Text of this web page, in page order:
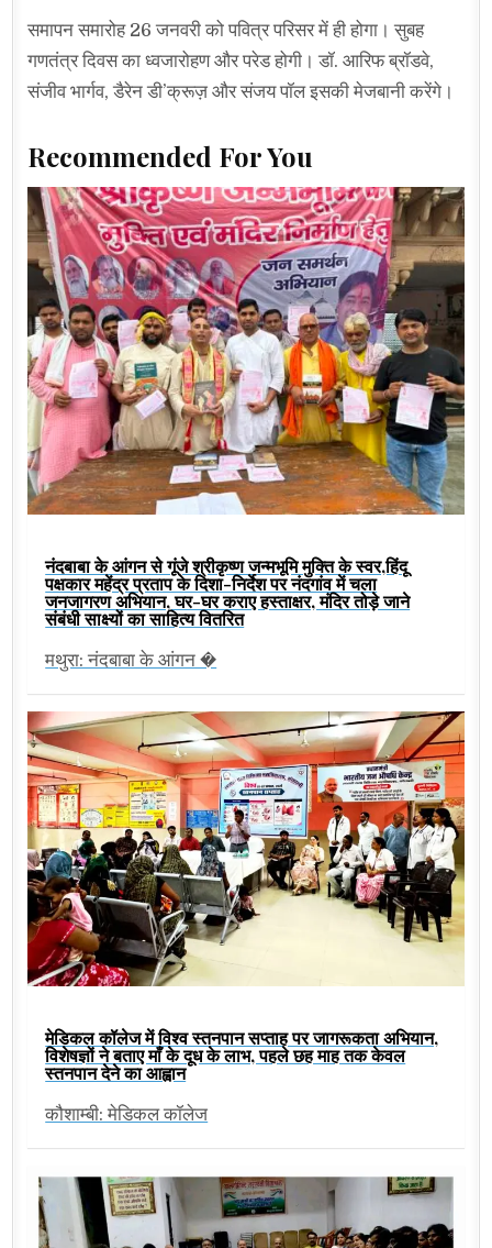
समापन समारोह 26 जनवरी को पवित्र परिसर में ही होगा। सुबह
गणतंत्र दिवस का ध्वजारोहण और परेड होगी। डॉ. आरिफ ब्रॉडवे,
संजीव भार्गव, डैरेन डी’क्रूज़ और संजय पॉल इसकी मेजबानी करेंगे।
Recommended For You
नंदबाबा के आंगन से गूंजे श्रीकृष्ण जन्मभूमि मुक्ति के स्वर,हिंदू
पक्षकार महेंद्र प्रताप के दिशा-निर्देश पर नंदगांव में चला
जनजागरण अभियान, घर-घर कराए हस्ताक्षर, मंदिर तोड़े जाने
संबंधी साक्ष्यों का साहित्य वितरित
मथुरा: नंदबाबा के आंगन �
मेडिकल कॉलेज में विश्व स्तनपान सप्ताह पर जागरूकता अभियान,
विशेषज्ञों ने बताए माँ के दूध के लाभ, पहले छह माह तक केवल
स्तनपान देने का आह्वान
कौशाम्बी: मेडिकल कॉलेज